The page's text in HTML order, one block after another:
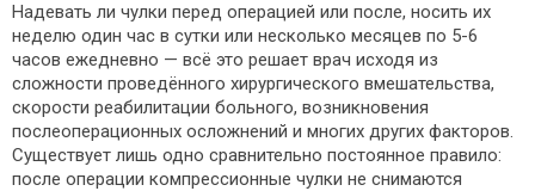
Надевать ли чулки перед операцией или после, носить их
неделю один час в сутки или несколько месяцев по 5-6
часов ежедневно — всё это решает врач исходя из
сложности проведённого хирургического вмешательства,
скорости реабилитации больного, возникновения
послеоперационных осложнений и многих других факторов.
Существует лишь одно сравнительно постоянное правило:
после операции компрессионные чулки не снимаются